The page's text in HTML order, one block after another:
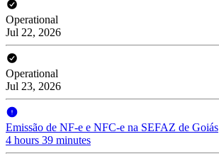
Operational
Jul 22, 2026
Operational
Jul 23, 2026
Emissão de NF-e e NFC-e na SEFAZ de Goiás
4 hours 39 minutes